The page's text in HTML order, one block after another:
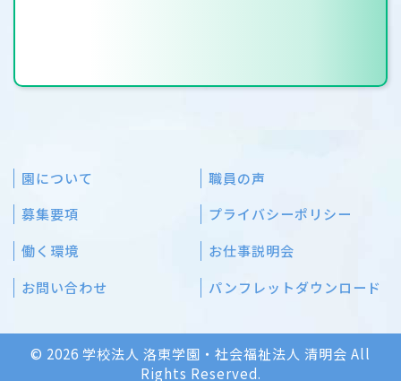
園について
職員の声
募集要項
プライバシーポリシー
働く環境
お仕事説明会
お問い合わせ
パンフレットダウンロード
© 2026 学校法人 洛東学園・社会福祉法人 清明会 All
Rights Reserved.